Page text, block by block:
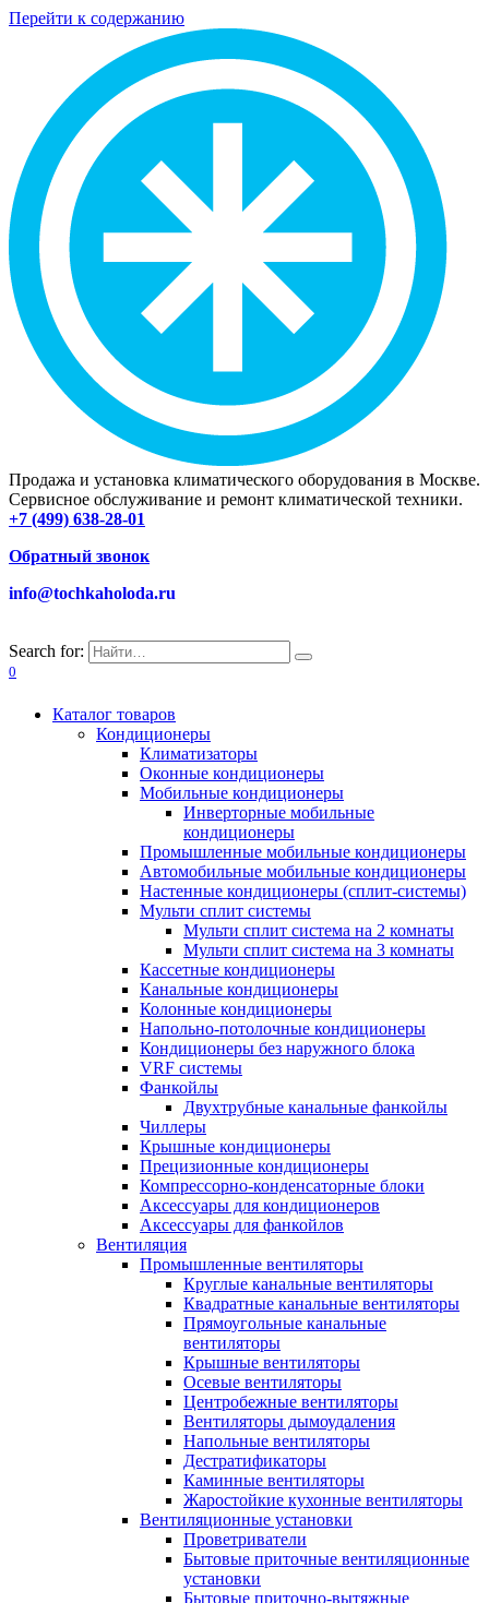
Перейти к содержанию
Продажа и установка климатического оборудования в Москве.
Сервисное обслуживание и ремонт климатической техники.
+7 (499) 638-28-01
Обратный звонок
info@tochkaholoda.ru
Search for:
0
Каталог товаров
Кондиционеры
Климатизаторы
Оконные кондиционеры
Мобильные кондиционеры
Инверторные мобильные
кондиционеры
Промышленные мобильные кондиционеры
Автомобильные мобильные кондиционеры
Настенные кондиционеры (сплит-системы)
Мульти сплит системы
Мульти сплит система на 2 комнаты
Мульти сплит система на 3 комнаты
Кассетные кондиционеры
Канальные кондиционеры
Колонные кондиционеры
Напольно-потолочные кондиционеры
Кондиционеры без наружного блока
VRF системы
Фанкойлы
Двухтрубные канальные фанкойлы
Чиллеры
Крышные кондиционеры
Прецизионные кондиционеры
Компрессорно-конденсаторные блоки
Аксессуары для кондиционеров
Аксессуары для фанкойлов
Вентиляция
Промышленные вентиляторы
Круглые канальные вентиляторы
Квадратные канальные вентиляторы
Прямоугольные канальные
вентиляторы
Крышные вентиляторы
Осевые вентиляторы
Центробежные вентиляторы
Вентиляторы дымоудаления
Напольные вентиляторы
Дестратификаторы
Каминные вентиляторы
Жаростойкие кухонные вентиляторы
Вентиляционные установки
Проветриватели
Бытовые приточные вентиляционные
установки
Бытовые приточно-вытяжные